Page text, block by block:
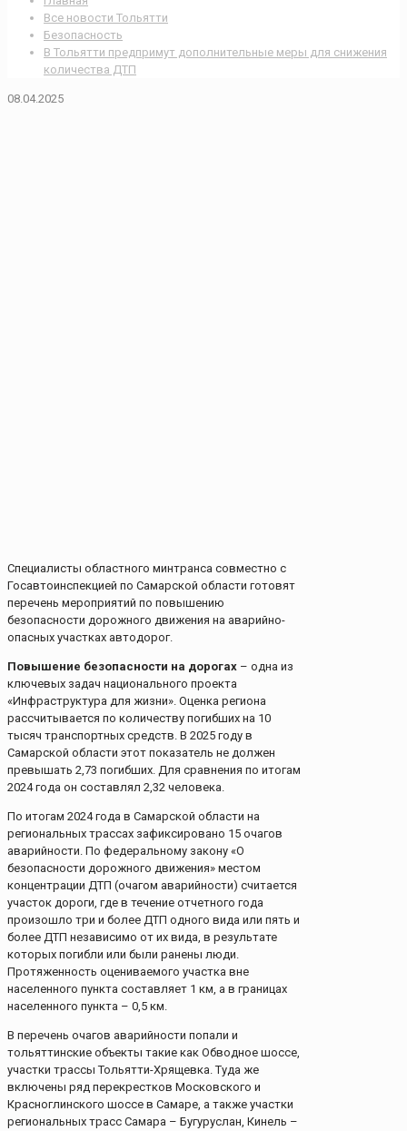
Все новости Тольятти
Безопасность
В Тольятти предпримут дополнительные меры для снижения
количества ДТП
08.04.2025
Специалисты областного минтранса совместно с
Госавтоинспекцией по Самарской области готовят
перечень мероприятий по повышению
безопасности дорожного движения на аварийно-
опасных участках автодорог.
Повышение безопасности на дорогах – одна из
ключевых задач национального проекта
«Инфраструктура для жизни». Оценка региона
рассчитывается по количеству погибших на 10
тысяч транспортных средств. В 2025 году в
Самарской области этот показатель не должен
превышать 2,73 погибших. Для сравнения по итогам
2024 года он составлял 2,32 человека.
По итогам 2024 года в Самарской области на
региональных трассах зафиксировано 15 очагов
аварийности. По федеральному закону «О
безопасности дорожного движения» местом
концентрации ДТП (очагом аварийности) считается
участок дороги, где в течение отчетного года
произошло три и более ДТП одного вида или пять и
более ДТП независимо от их вида, в результате
которых погибли или были ранены люди.
Протяженность оцениваемого участка вне
населенного пункта составляет 1 км, а в границах
населенного пункта – 0,5 км.
В перечень очагов аварийности попали и
тольяттинские объекты такие как Обводное шоссе,
участки трассы Тольятти-Хрящевка. Туда же
включены ряд перекрестков Московского и
Красноглинского шоссе в Самаре, а также участки
региональных трасс Самара – Бугуруслан, Кинель –